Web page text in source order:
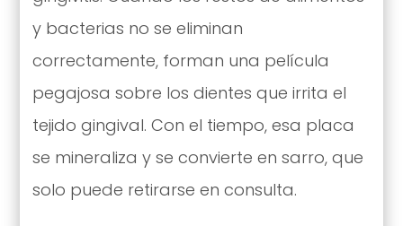
y bacterias no se eliminan
correctamente, forman una película
pegajosa sobre los dientes que irrita el
tejido gingival. Con el tiempo, esa placa
se mineraliza y se convierte en sarro, que
solo puede retirarse en consulta.